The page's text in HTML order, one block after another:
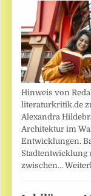
Hinweis von
literaturkritik.de
Alexandra
Architektur im
Entwicklungen.
Stadtentwicklung
zwischen…